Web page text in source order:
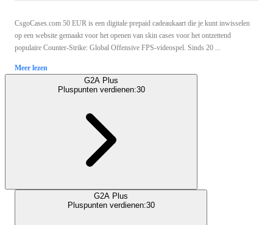
CsgoCases.com 50 EUR is een digitale prepaid cadeaukaart die je kunt inwisselen
op een website gemaakt voor het openen van skin cases voor het ontzettend
populaire Counter-Strike: Global Offensive FPS-videospel. Sinds 20 ...
Meer lezen
G2A Plus
Pluspunten verdienen:30
G2A Plus
Pluspunten verdienen:30